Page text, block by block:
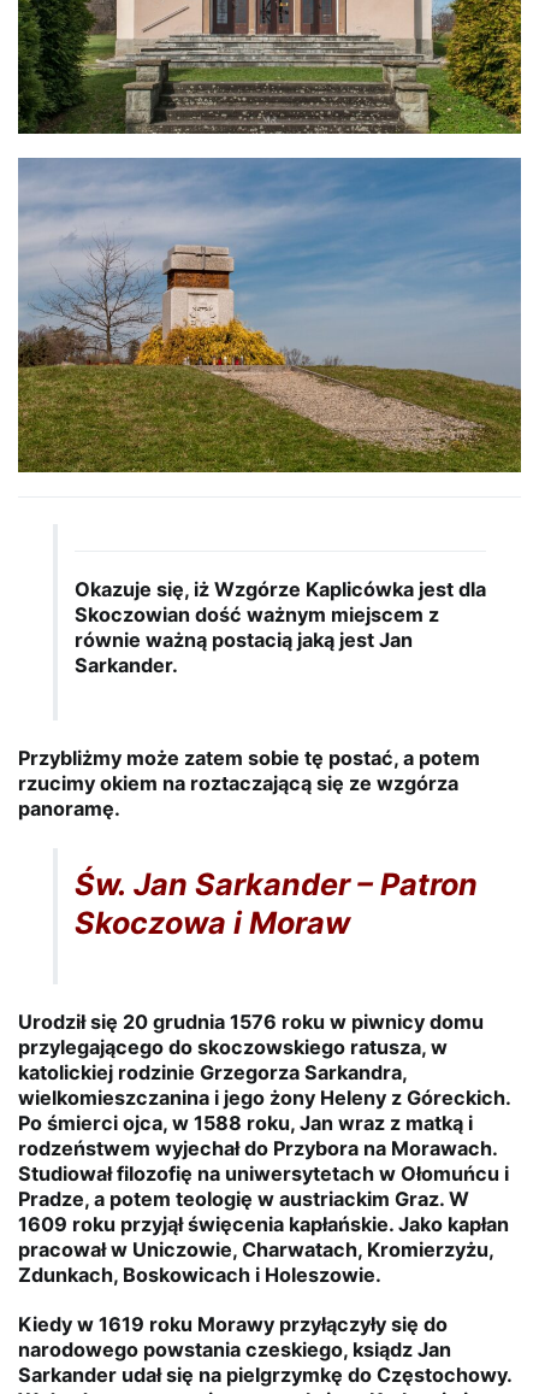
Okazuje się, iż Wzgórze Kaplicówka jest dla
Skoczowian dość ważnym miejscem z
równie ważną postacią jaką jest Jan
Sarkander.
Przybliżmy może zatem sobie tę postać, a potem
rzucimy okiem na roztaczającą się ze wzgórza
panoramę.
Św. Jan Sarkander – Patron
Skoczowa i Moraw
Urodził się 20 grudnia 1576 roku w piwnicy domu
przylegającego do skoczowskiego ratusza, w
katolickiej rodzinie Grzegorza Sarkandra,
wielkomieszczanina i jego żony Heleny z Góreckich.
Po śmierci ojca, w 1588 roku, Jan wraz z matką i
rodzeństwem wyjechał do Przybora na Morawach.
Studiował filozofię na uniwersytetach w Ołomuńcu i
Pradze, a potem teologię w austriackim Graz. W
1609 roku przyjął święcenia kapłańskie. Jako kapłan
pracował w Uniczowie, Charwatach, Kromierzyżu,
Zdunkach, Boskowicach i Holeszowie.
Kiedy w 1619 roku Morawy przyłączyły się do
narodowego powstania czeskiego, ksiądz Jan
Sarkander udał się na pielgrzymkę do Częstochowy.